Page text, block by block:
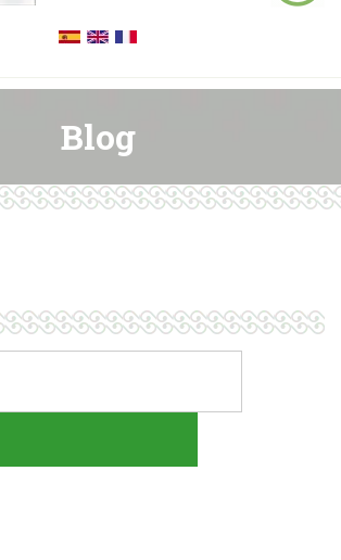
Blog